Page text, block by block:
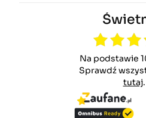
Na podstawie
Sprawdź
tutaj.